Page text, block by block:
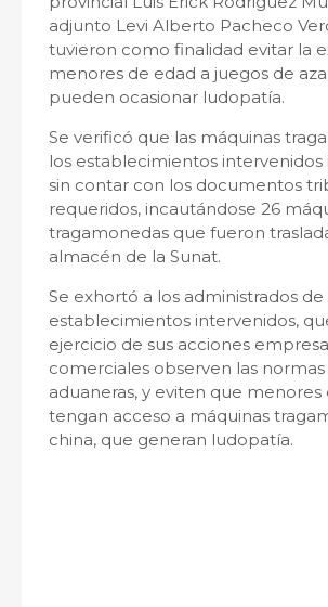
adjunto Levi Alberto Pacheco
tuvieron como finalidad evitar la
menores de edad a juegos de
pueden ocasionar ludopatía.
Se verificó que las máquinas
los establecimientos intervenidos
sin contar con los documentos
requeridos, incautándose 26
tragamonedas que fueron
almacén de la Sunat.
Se exhortó a los administrados de
establecimientos intervenidos,
ejercicio de sus acciones
comerciales observen las
aduaneras, y eviten que menores
tengan acceso a máquinas
china, que generan ludopatía.